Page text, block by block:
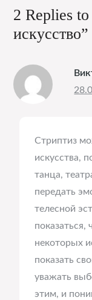
2 Replies
искусство”
Стриптиз
искусства,
танца,
передать
телесной
показаться,
некоторых
показать
уважать
этим, и